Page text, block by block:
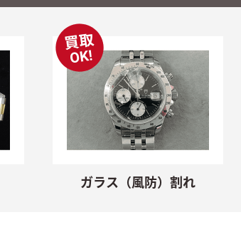
ガラス（風防）割れ